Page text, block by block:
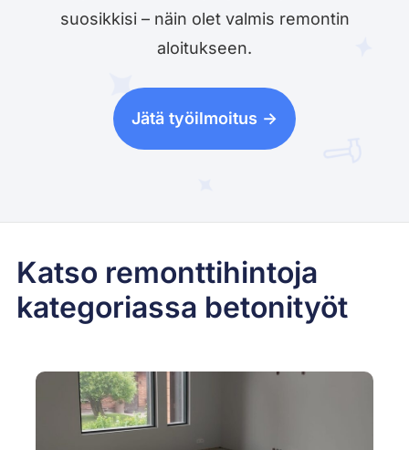
suosikkisi – näin olet valmis remontin
aloitukseen.
Jätä työilmoitus ->
Katso remonttihintoja
kategoriassa betonityöt